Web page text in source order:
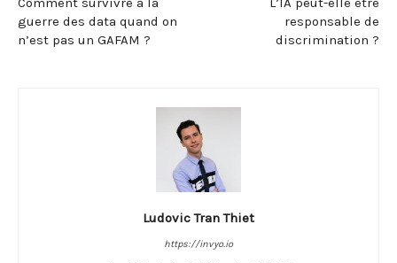
guerre des data quand on
n’est pas un GAFAM ?
responsable de
discrimination ?
Ludovic Tran Thiet
https://invyo.io